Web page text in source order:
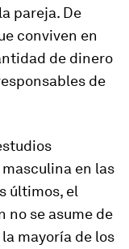
pareja. De
conviven en
de dinero
de
en las
últimos, el
no se asume de
mayoría de los